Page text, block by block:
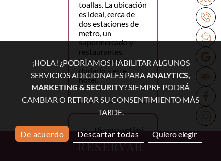
RESERVAR
toallas. La ubicación
es ideal, cerca de
dos estaciones de
metro, un
supermercado y
restaurantes.
Volveremos sin
dudarlo a este
hotel.
Piermartini
4 marzo 2026
¡HOLA! ¿PODRÍAMOS HABILITAR ALGUNOS
SERVICIOS ADICIONALES PARAANALYTICS,
MARKETING & SECURITY? SIEMPRE PODRÁ
CAMBIAR O RETIRAR SU CONSENTIMIENTO MÁS
TARDE.
De acuerdo Descartar todas Quiero elegir